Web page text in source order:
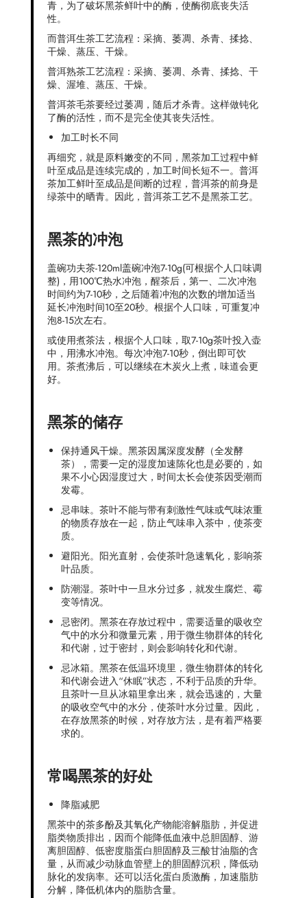
青，为了破坏黑茶鲜叶中的酶，使酶彻底丧失活
性。
而普洱生茶工艺流程：采摘、萎凋、杀青、揉捻、
干燥、蒸压、干燥。
普洱熟茶工艺流程：采摘、萎凋、杀青、揉捻、干
燥、渥堆、蒸压、干燥。
普洱茶毛茶要经过萎凋，随后才杀青。这样做钝化
了酶的活性，而不是完全使其丧失活性。
加工时长不同
再细究，就是原料嫩变的不同，黑茶加工过程中鲜
叶至成品是连续完成的，加工时间长短不一。普洱
茶加工鲜叶至成品是间断的过程，普洱茶的前身是
绿茶中的晒青。因此，普洱茶工艺不是黑茶工艺。
黑茶的冲泡
盖碗功夫茶-120ml盖碗冲泡7-10g(可根据个人口味调
整)，用100℃热水冲泡，醒茶后，第一、二次冲泡
时间约为7-10秒，之后随着冲泡的次数的增加适当
延长冲泡时间10至20秒。根据个人口味，可重复冲
泡8-15次左右。
或使用煮茶法，根据个人口味，取7-10g茶叶投入壶
中，用沸水冲泡。每次冲泡7-10秒，倒出即可饮
用。茶煮沸后，可以继续在木炭火上煮，味道会更
好。
黑茶的储存
保持通风干燥。黑茶因属深度发酵（全发酵
茶），需要一定的湿度加速陈化也是必要的，如
果不小心因湿度过大，时间太长会使茶因受潮而
发霉。
忌串味。茶叶不能与带有刺激性气味或气味浓重
的物质存放在一起，防止气味串入茶中，使茶变
质。
避阳光。阳光直射，会使茶叶急速氧化，影响茶
叶品质。
防潮湿。茶叶中一旦水分过多，就发生腐烂、霉
变等情况。
忌密闭。黑茶在存放过程中，需要适量的吸收空
气中的水分和微量元素，用于微生物群体的转化
和代谢，过于密封，则会影响转化和代谢。
忌冰箱。黑茶在低温环境里，微生物群体的转化
和代谢会进入“休眠”状态，不利于品质的升华。
且茶叶一旦从冰箱里拿出来，就会迅速的，大量
的吸收空气中的水分，使茶叶水分过量。因此，
在存放黑茶的时候，对存放方法，是有着严格要
求的。
常喝黑茶的好处
降脂减肥
黑茶中的茶多酚及其氧化产物能溶解脂肪，并促进
脂类物质排出，因而个能降低血液中总胆固醇、游
离胆固醇、低密度脂蛋白胆固醇及三酸甘油脂的含
量，从而减少动脉血管壁上的胆固醇沉积，降低动
脉化的发病率。还可以活化蛋白质激酶，加速脂肪
分解，降低机体内的脂肪含量。